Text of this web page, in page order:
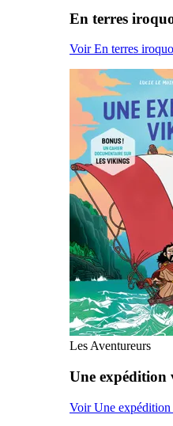
En terres
Voir En terres
Les Aventureurs
Une expédition
Voir Une